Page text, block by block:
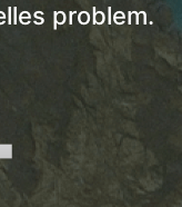
problem.